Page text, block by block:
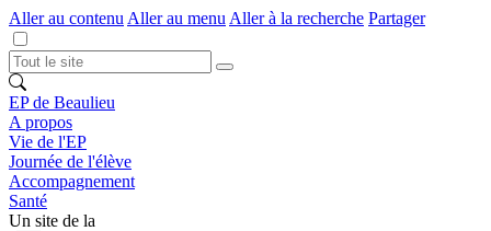
Aller au contenu Aller au menu Aller à la recherche Partager
EP de Beaulieu
A propos
Vie de l'EP
Journée de l'élève
Accompagnement
Santé
Un site de la